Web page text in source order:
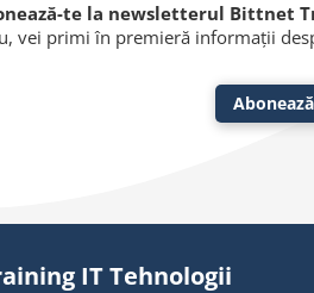
te la newsletterul Bittnet
vei primi în premieră informații
IT Tehnologii